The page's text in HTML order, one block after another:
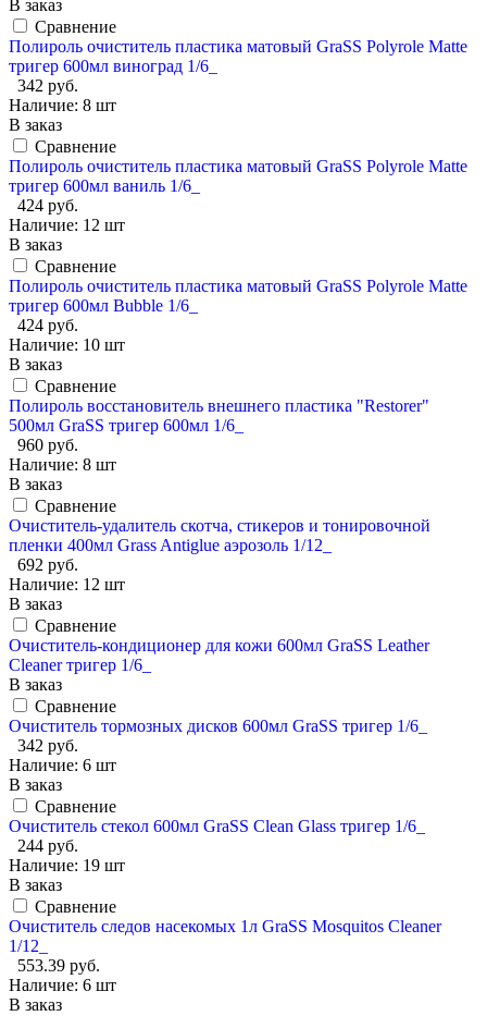
В заказ
Сравнение
Полироль очиститель пластика матовый GraSS Polyrole Matte
тригер 600мл виноград 1/6_
342 руб.
Наличие: 8 шт
В заказ
Сравнение
Полироль очиститель пластика матовый GraSS Polyrole Matte
тригер 600мл ваниль 1/6_
424 руб.
Наличие: 12 шт
В заказ
Сравнение
Полироль очиститель пластика матовый GraSS Polyrole Matte
тригер 600мл Bubble 1/6_
424 руб.
Наличие: 10 шт
В заказ
Сравнение
Полироль восстановитель внешнего пластика "Restorer"
500мл GraSS тригер 600мл 1/6_
960 руб.
Наличие: 8 шт
В заказ
Сравнение
Очиститель-удалитель скотча, стикеров и тонировочной
пленки 400мл Grass Antiglue аэрозоль 1/12_
692 руб.
Наличие: 12 шт
В заказ
Сравнение
Очиститель-кондиционер для кожи 600мл GraSS Leather
Cleaner тригер 1/6_
В заказ
Сравнение
Очиститель тормозных дисков 600мл GraSS тригер 1/6_
342 руб.
Наличие: 6 шт
В заказ
Сравнение
Очиститель стекол 600мл GraSS Clean Glass тригер 1/6_
244 руб.
Наличие: 19 шт
В заказ
Сравнение
Очиститель следов насекомых 1л GraSS Mosquitos Cleaner
1/12_
553.39 руб.
Наличие: 6 шт
В заказ